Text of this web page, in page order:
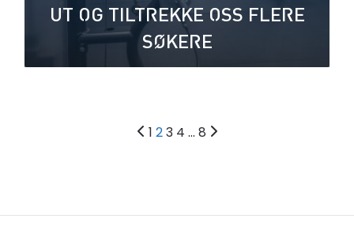
UT OG TILTREKKE OSS FLERE
SØKERE
Sidepaginering
1 23 4 … 8